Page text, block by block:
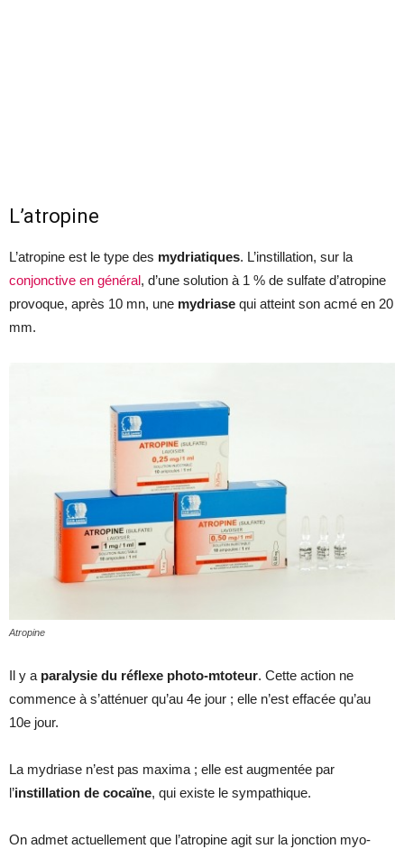
L’atropine
L’atropine est le type des mydriatiques. L’instillation, sur la
conjonctive en général, d’une solution à 1 % de sulfate d’atropine
provoque, après 10 mn, une mydriase qui atteint son acmé en 20
mm.
Atropine
Il y a paralysie du réflexe photo-mtoteur. Cette action ne
commence à s’atténuer qu’au 4e jour ; elle n’est effacée qu’au
10e jour.
La mydriase n’est pas maxima ; elle est augmentée par
l’instillation de cocaïne, qui existe le sympathique.
On admet actuellement que l’atropine agit sur la jonction myo-